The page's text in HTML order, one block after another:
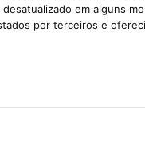
em alguns
por terceiros e